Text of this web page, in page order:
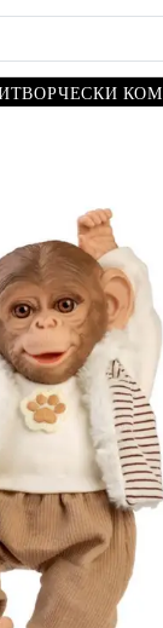
ТВОРЧЕСКИ